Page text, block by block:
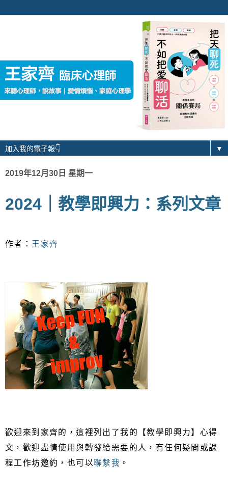
▼
2019年12月30日 星期一
2024｜教學即興力：系列文章
作者： 王家齊
歡迎來到家齊的，這裡列出了我的【教學即興力】心得
文，歡迎盡情使用與轉發給需要的人，有任何疑問或課
程工作坊邀約，也可以聯繫我 。